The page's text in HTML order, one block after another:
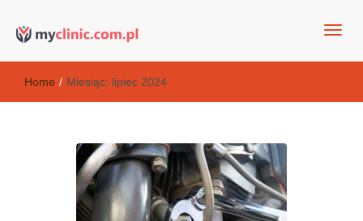
Kosmetyki antyoksydacyjne
Home / Miesiąc: lipiec 2024